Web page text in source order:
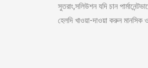
সুতরাং,সলিউশন যদি চান
হেলদি খাওয়া-দাওয়া করুন মানসিক